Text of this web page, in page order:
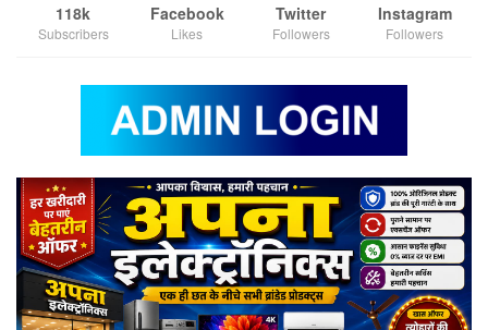
118k
Subscribers
Facebook
Likes
Twitter
Followers
Instagram
Followers